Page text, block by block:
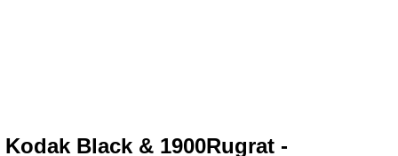
Kodak Black & 1900Rugrat -